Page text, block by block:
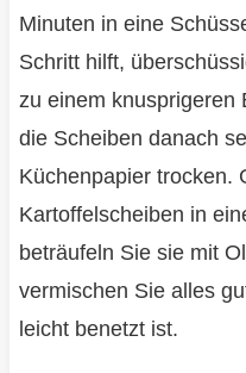
Minuten in eine
Schritt hilft,
zu einem knusprigeren
die Scheiben danach
Küchenpapier trocken.
Kartoffelscheiben in
beträufeln Sie sie mit
vermischen Sie alles
leicht benetzt ist.